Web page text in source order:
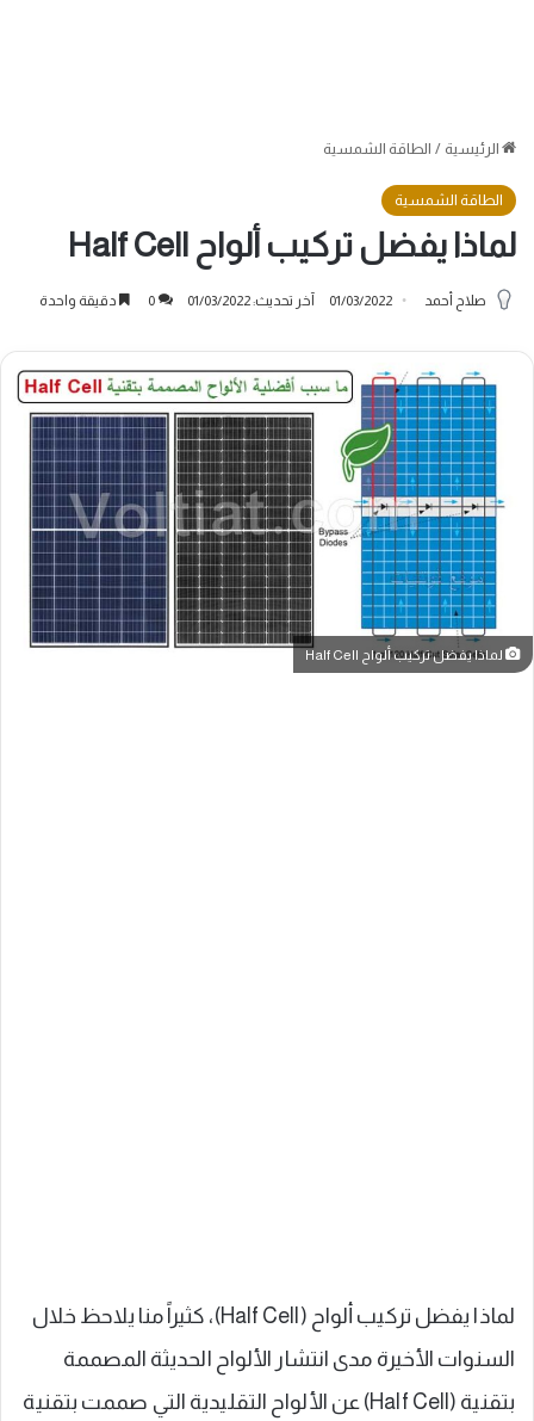
الرئيسية / الطاقة الشمسية
الطاقة الشمسية
لماذا يفضل تركيب ألواح Half Cell
صلاح أحمد 01/03/2022 آخر تحديث: 01/03/2022 0 دقيقة واحدة
لماذا يفضل تركيب ألواح Half Cell
لماذا يفضل تركيب ألواح (Half Cell)، كثيراً منا يلاحظ خلال
السنوات الأخيرة مدى انتشار الألواح الحديثة المصممة
بتقنية (Half Cell) عن الألواح التقليدية التي صممت بتقنية